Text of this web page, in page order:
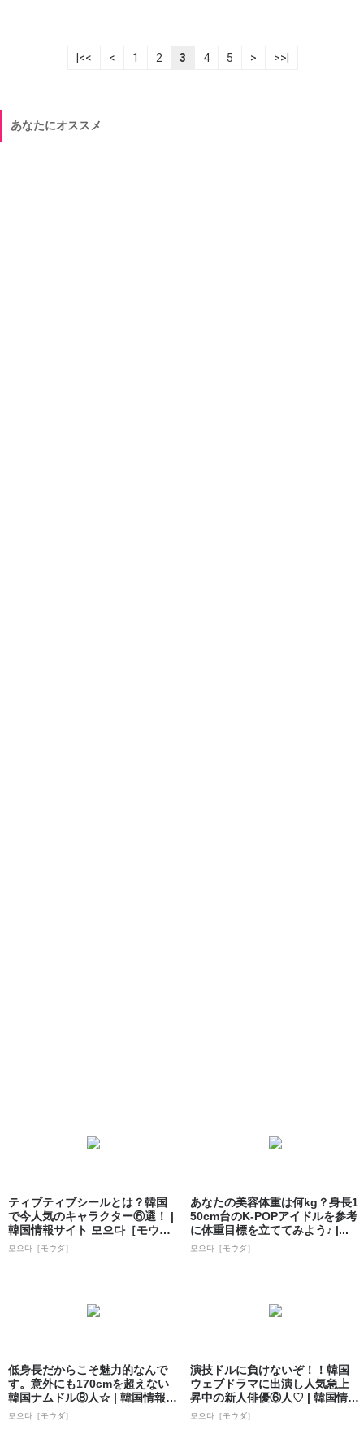
|<< < 1 2 3 4 5 > >>|
あなたにオススメ
ティブティブシールとは？韓国
で今人気のキャラクター⑥選！ |
韓国情報サイト 모으다［モウ
ダ］
모으다［モウダ］
あなたの美容体重は何kg？身長1
50cm台のK-POPアイドルを参考
に体重目標を立ててみよう♪ |...
모으다［モウダ］
低身長だからこそ魅力的なんで
す。意外にも170cmを超えない
韓国ナムドル⑧人☆ | 韓国情報サ
イト...
모으다［モウダ］
演技ドルに負けないぞ！！韓国
ウェブドラマに出演し人気急上
昇中の新人俳優⑥人♡ | 韓国情報
サイト ...
모으다［モウダ］